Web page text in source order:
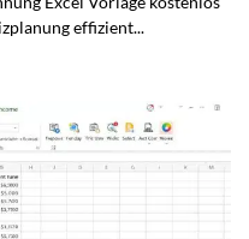
effizient...